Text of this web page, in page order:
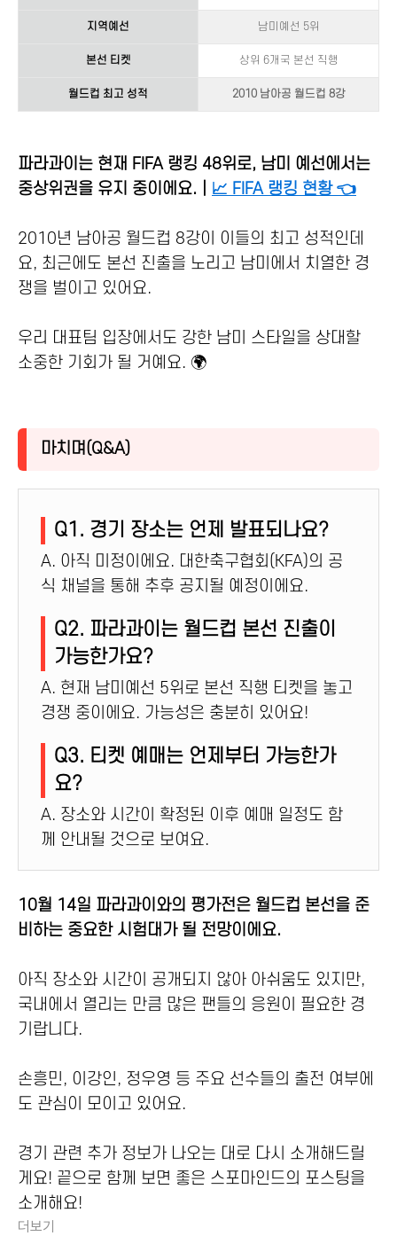
지역예선 남미예선 5위
본선 티켓 상위 6개국 본선 직행
월드컵 최고 성적 2010 남아공 월드컵 8강
파라과이는 현재 FIFA 랭킹 48위로, 남미 예선에서는
중상위권을 유지 중이에요.｜ 📈 FIFA 랭킹 현황 👈
2010년 남아공 월드컵 8강이 이들의 최고 성적인데
요, 최근에도 본선 진출을 노리고 남미에서 치열한 경
쟁을 벌이고 있어요.
우리 대표팀 입장에서도 강한 남미 스타일을 상대할
소중한 기회가 될 거예요. 🌍
마치며(Q&A)
Q1. 경기 장소는 언제 발표되나요?
A. 아직 미정이에요. 대한축구협회(KFA)의 공
식 채널을 통해 추후 공지될 예정이에요.
Q2. 파라과이는 월드컵 본선 진출이
가능한가요?
A. 현재 남미예선 5위로 본선 직행 티켓을 놓고
경쟁 중이에요. 가능성은 충분히 있어요!
Q3. 티켓 예매는 언제부터 가능한가
요?
A. 장소와 시간이 확정된 이후 예매 일정도 함
께 안내될 것으로 보여요.
10월 14일 파라과이와의 평가전은 월드컵 본선을 준
비하는 중요한 시험대가 될 전망이에요.
아직 장소와 시간이 공개되지 않아 아쉬움도 있지만,
국내에서 열리는 만큼 많은 팬들의 응원이 필요한 경
기랍니다.
손흥민, 이강인, 정우영 등 주요 선수들의 출전 여부에
도 관심이 모이고 있어요.
경기 관련 추가 정보가 나오는 대로 다시 소개해드릴
게요! 끝으로 함께 보면 좋은 스포마인드의 포스팅을
소개해요!
더보기